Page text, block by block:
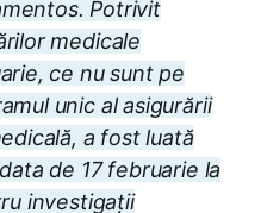
Potrivit
medicale
ce nu sunt pe
unic al asigurării
a fost luată
de 17 februarie la
investigații